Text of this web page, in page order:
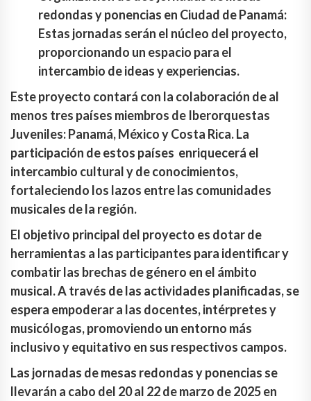
redondas y ponencias en Ciudad de Panamá:
Estas jornadas serán el núcleo del proyecto,
proporcionando un espacio para el
intercambio de ideas y experiencias.
Este proyecto contará con la colaboración de al
menos tres países miembros de Iberorquestas
Juveniles: Panamá, México y Costa Rica. La
participación de estos países enriquecerá el
intercambio cultural y de conocimientos,
fortaleciendo los lazos entre las comunidades
musicales de la región.
El objetivo principal del proyecto es dotar de
herramientas a las participantes para identificar y
combatir las brechas de género en el ámbito
musical. A través de las actividades planificadas, se
espera empoderar a las docentes, intérpretes y
musicólogas, promoviendo un entorno más
inclusivo y equitativo en sus respectivos campos.
Las jornadas de mesas redondas y ponencias se
llevarán a cabo del 20 al 22 de marzo de 2025 en